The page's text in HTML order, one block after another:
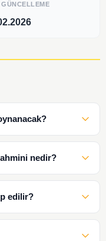
nedir?
edilir?